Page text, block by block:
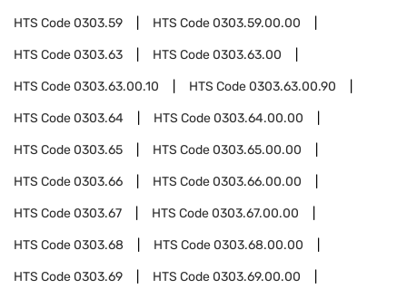
HTS Code0303.59 HTS Code0303.59.00.00
HTS Code0303.63 HTS Code0303.63.00
HTS Code0303.63.00.10 HTS Code0303.63.00.90
HTS Code0303.64 HTS Code0303.64.00.00
HTS Code0303.65 HTS Code0303.65.00.00
HTS Code0303.66 HTS Code0303.66.00.00
HTS Code0303.67 HTS Code0303.67.00.00
HTS Code0303.68 HTS Code0303.68.00.00
HTS Code0303.69 HTS Code0303.69.00.00